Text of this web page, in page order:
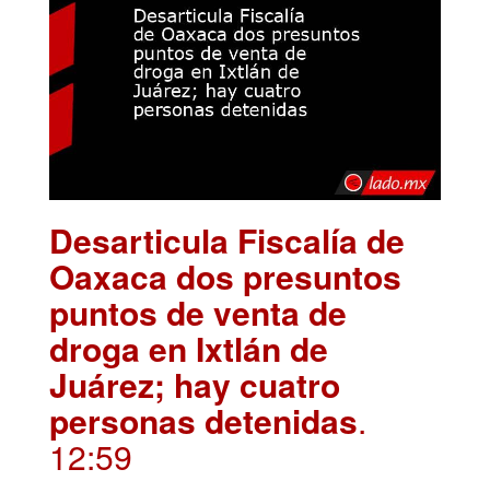
Desarticula Fiscalía de
Oaxaca dos presuntos
puntos de venta de
droga en Ixtlán de
Juárez; hay cuatro
personas detenidas.
12:59